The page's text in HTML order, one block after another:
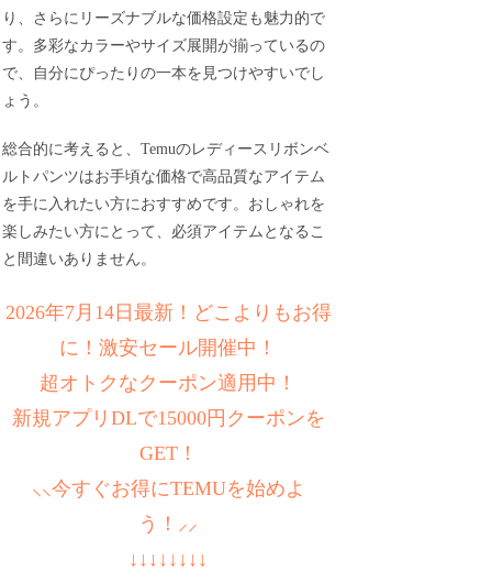
り、さらにリーズナブルな価格設定も魅力的で
す。多彩なカラーやサイズ展開が揃っているの
で、自分にぴったりの一本を見つけやすいでし
ょう。
総合的に考えると、Temuのレディースリボンベ
ルトパンツはお手頃な価格で高品質なアイテム
を手に入れたい方におすすめです。おしゃれを
楽しみたい方にとって、必須アイテムとなるこ
と間違いありません。
2026年7月14日最新！どこよりもお得
に！激安セール開催中！
超オトクなクーポン適用中！
新規アプリDLで15000円クーポンを
GET！
⸜⸜今すぐお得にTEMUを始めよ
う！⸝⸝
↓↓↓↓↓↓↓↓